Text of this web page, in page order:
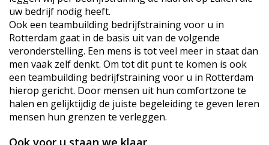
uw bedrijf nodig heeft.
Ook een teambuilding bedrijfstraining voor u in
Rotterdam gaat in de basis uit van de volgende
veronderstelling. Een mens is tot veel meer in staat dan
men vaak zelf denkt. Om tot dit punt te komen is ook
een teambuilding bedrijfstraining voor u in Rotterdam
hierop gericht. Door mensen uit hun comfortzone te
halen en gelijktijdig de juiste begeleiding te geven leren
mensen hun grenzen te verleggen.
Ook voor u staan we klaar